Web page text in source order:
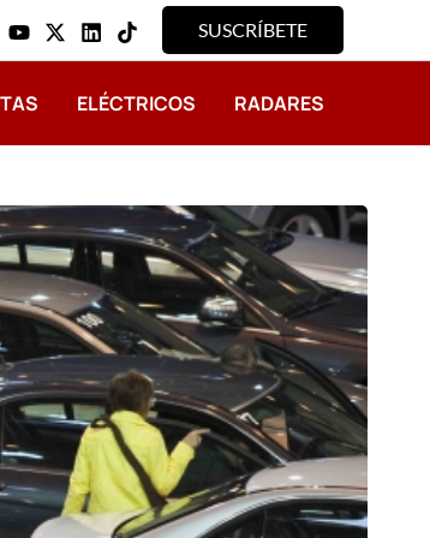
SUSCRÍBETE
ELÉCTRICOS RADARES